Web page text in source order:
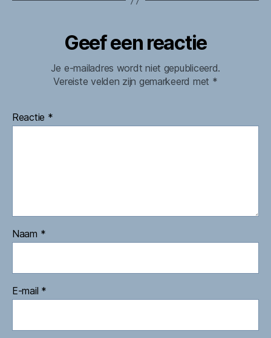
Geef een reactie
Je e-mailadres wordt niet gepubliceerd.
Vereiste velden zijn gemarkeerd met *
Reactie *
Naam *
E-mail *